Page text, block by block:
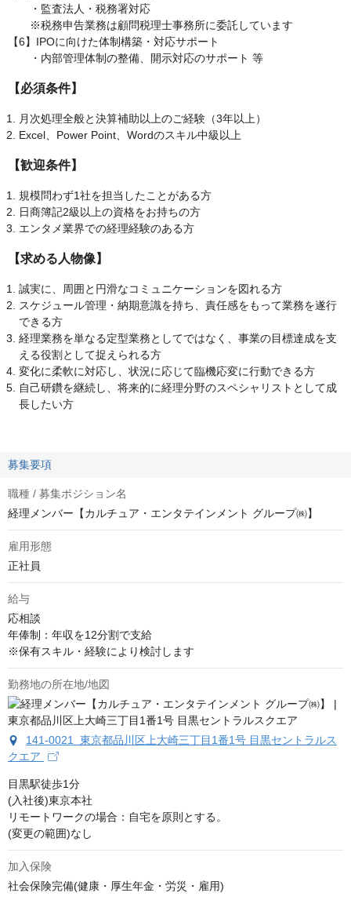
・監査法人・税務署対応
※税務申告業務は顧問税理士事務所に委託しています
【6】IPOに向けた体制構築・対応サポート
・内部管理体制の整備、開示対応のサポート 等
【必須条件】
月次処理全般と決算補助以上のご経験（3年以上）
Excel、Power Point、Wordのスキル中級以上
【歓迎条件】
規模問わず1社を担当したことがある方
日商簿記2級以上の資格をお持ちの方
エンタメ業界での経理経験のある方
【求める人物像】
誠実に、周囲と円滑なコミュニケーションを図れる方
スケジュール管理・納期意識を持ち、責任感をもって業務を遂行
できる方
経理業務を単なる定型業務としてではなく、事業の目標達成を支
える役割として捉えられる方
変化に柔軟に対応し、状況に応じて臨機応変に行動できる方
自己研鑽を継続し、将来的に経理分野のスペシャリストとして成
長したい方
募集要項
職種 / 募集ポジション名
経理メンバー【カルチュア・エンタテインメント グループ㈱】
雇用形態
正社員
給与
応相談
年俸制：年収を12分割で支給
※保有スキル・経験により検討します
勤務地の所在地/地図
141-0021 東京都品川区上大崎三丁目1番1号 目黒セントラルス
クエア
目黒駅徒歩1分
(入社後)東京本社
リモートワークの場合：自宅を原則とする。
(変更の範囲)なし
加入保険
社会保険完備(健康・厚生年金・労災・雇用)